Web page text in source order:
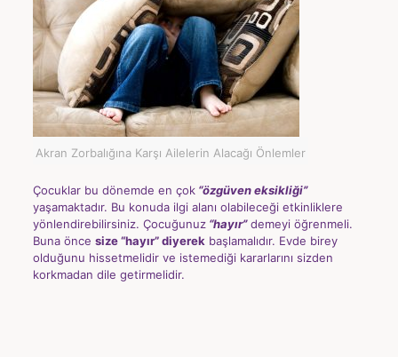
Akran Zorbalığına Karşı Ailelerin Alacağı Önlemler
Çocuklar bu dönemde en çok“özgüven eksikliği”
yaşamaktadır. Bu konuda ilgi alanı olabileceği etkinliklere
yönlendirebilirsiniz. Çocuğunuz“hayır”demeyi öğrenmeli.
Buna önce size “hayır” diyerek başlamalıdır. Evde birey
olduğunu hissetmelidir ve istemediği kararlarını sizden
korkmadan dile getirmelidir.